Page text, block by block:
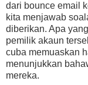
dari bounce email
kita menjawab
diberikan. Apa
pemilik akaun
cuba memuaskan
menunjukkan
mereka.